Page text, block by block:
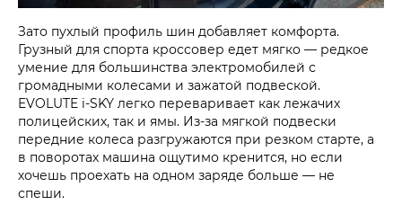
Зато пухлый профиль шин добавляет комфорта.
Грузный для спорта кроссовер едет мягко — редкое
умение для большинства электромобилей с
громадными колесами и зажатой подвеской.
EVOLUTE i‑SKY легко переваривает как лежачих
полицейских, так и ямы. Из-за мягкой подвески
передние колеса разгружаются при резком старте, а
в поворотах машина ощутимо кренится, но если
хочешь проехать на одном заряде больше — не
спеши.